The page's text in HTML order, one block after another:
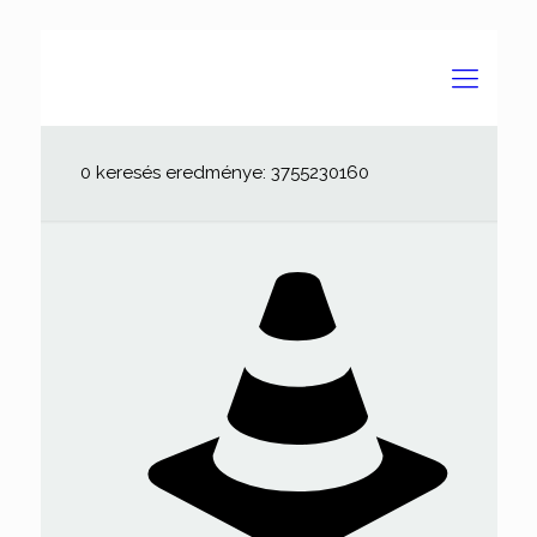
0 keresés eredménye: 3755230160